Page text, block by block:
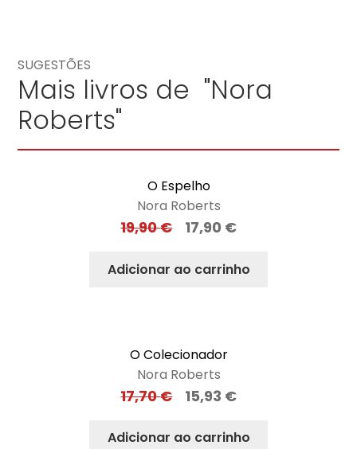
SUGESTÕES
Mais livros de "Nora
Roberts"
O Espelho
Nora Roberts
19,90€ 17,90 €
Adicionar ao carrinho
O Colecionador
Nora Roberts
17,70€ 15,93 €
Adicionar ao carrinho